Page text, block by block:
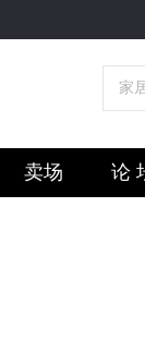
家
卖场 论